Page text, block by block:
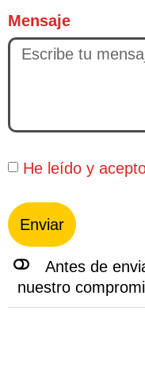
Mensaje
He leído y
Enviar
Antes de
nuestro